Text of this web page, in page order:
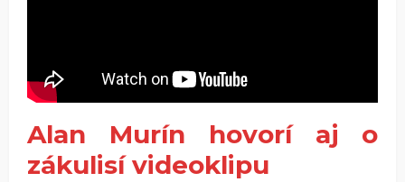
Alan Murín hovorí aj o
zákulisí videoklipu